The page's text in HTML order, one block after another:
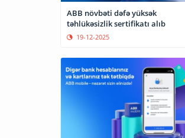
ABB növbəti dəfə yüksək
təhlükəsizlik sertifikatı alıb
19-12-2025